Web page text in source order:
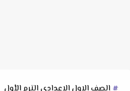
الصف الاول الاعدادى الترم الأول